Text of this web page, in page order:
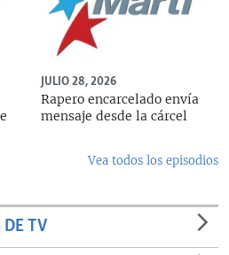
JULIO 28, 2026
Rapero encarcelado envía
mensaje desde la cárcel
Vea todos los episodios
DE TV